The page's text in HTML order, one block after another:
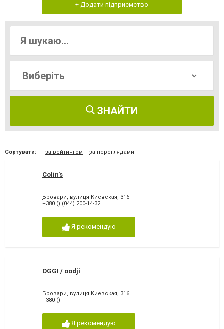
+ Додати підприємство
ЗНАЙТИ
Сортувати: за рейтингом за переглядами
Colin's
Бровари, вулиця Киевская, 316
+380 () (044) 200-14-32
Я рекомендую
OGGI / oodji
Бровари, вулиця Киевская, 316
+380 ()
Я рекомендую